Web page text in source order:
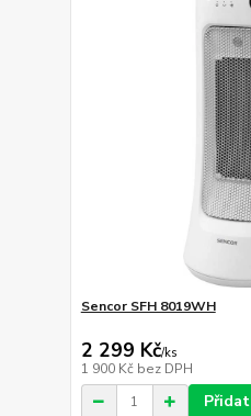
Sencor SFH 8019WH
2 299 Kč/ks
1 900 Kč bez DPH